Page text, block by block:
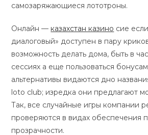
самозаряжающиеся лототроны.
Онлайн — казахстан казино сие
диалоговый» доступен в пару
возможность делать дома, быть в
сессиях а еще пользоваться
альтернативы видаются дно
loto club; изредка они предлагают
Так, все случайные игры компании
проверяются в видах обеспечения
прозрачности.